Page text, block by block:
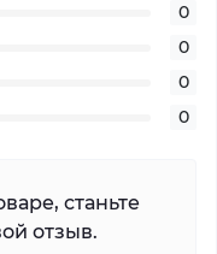
0
0
0
0
станьте
отзыв.